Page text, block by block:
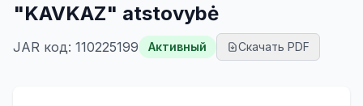
"KAVKAZ" atstovybė
JAR код: 110225199 Активный Скачать PDF